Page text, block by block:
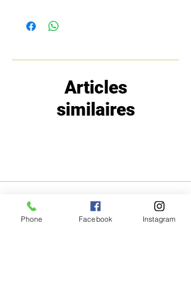
Articles
similaires
MENU POLITIQUE
Phone Facebook Instagram